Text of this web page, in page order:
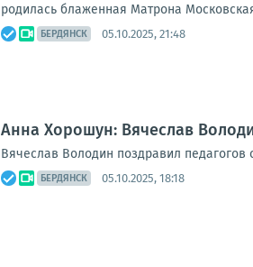
родилась блаженная Матрона
БЕРДЯНСК 05.10.2025, 21:48
Анна Хорошун: Вячеслав
Вячеслав Володин поздравил
БЕРДЯНСК 05.10.2025, 18:18